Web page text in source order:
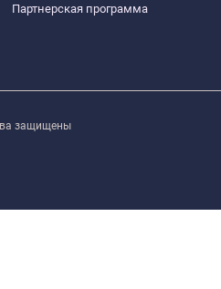
Партнерская программа
защищены